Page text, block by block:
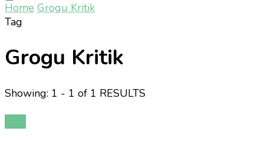
Home Grogu Kritik
Tag
Grogu Kritik
Showing: 1 - 1 of 1 RESULTS